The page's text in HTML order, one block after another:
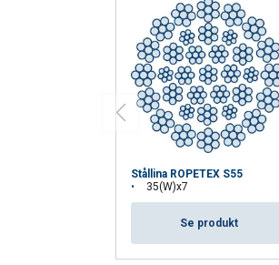
Stållina ROPETEX S55
35(W)x7
Se produkt